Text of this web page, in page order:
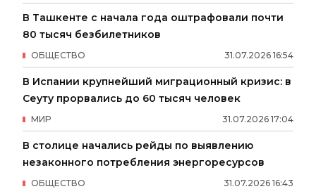
В Ташкенте с начала года оштрафовали почти
80 тысяч безбилетников
31.07.2026 16:54
ОБЩЕСТВО
В Испании крупнейший миграционный кризис: в
Сеуту прорвались до 60 тысяч человек
31.07.2026 17:04
МИР
В столице начались рейды по выявлению
незаконного потребления энергоресурсов
31.07.2026 16:43
ОБЩЕСТВО